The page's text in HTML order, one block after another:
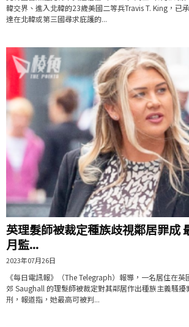
韓交界、進入北韓的23歲美國二等兵Travis T. King，已
達在北韓或第三國尋求庇護的...
英理髮師被裁定種族歧視鄰居罪成
月監...
2023年07月26日
《每日電訊報》（The Telegraph）報導，一名居住在英
郊 Saughall 的理髮師被裁定對其鄰居作出種族主義騷
刑，報道指，她最高可被判...